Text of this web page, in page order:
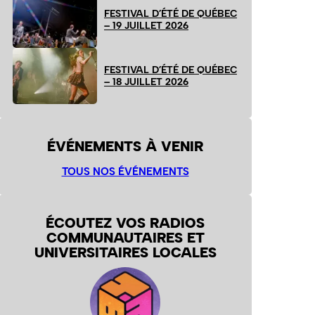
FESTIVAL D’ÉTÉ DE QUÉBEC
– 19 JUILLET 2026
FESTIVAL D’ÉTÉ DE QUÉBEC
– 18 JUILLET 2026
ÉVÉNEMENTS À VENIR
TOUS NOS ÉVÉNEMENTS
ÉCOUTEZ VOS RADIOS
COMMUNAUTAIRES ET
UNIVERSITAIRES LOCALES